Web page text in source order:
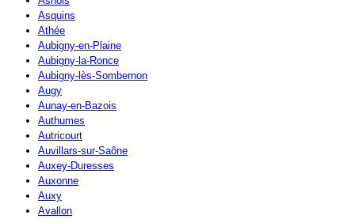
Asquins
Athée
Aubigny-en-Plaine
Aubigny-la-Ronce
Aubigny-lès-Sombernon
Augy
Aunay-en-Bazois
Authumes
Autricourt
Auvillars-sur-Saône
Auxey-Duresses
Auxonne
Auxy
Avallon